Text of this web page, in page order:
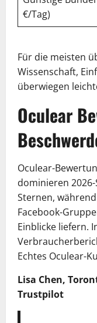
€/Tag)
Für die meisten
Wissenschaft,
überwiegen
Oculear
Oculear-
dominieren
Sternen,
Facebook-
Einblicke liefern.
Echtes Oculear-
Lisa Chen,
Trustpilot